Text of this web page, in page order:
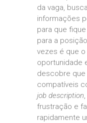
da vaga,
informações
para que
para a
vezes é que
oportunidade
descobre que
compatíveis
job description
frustração e
rapidamente